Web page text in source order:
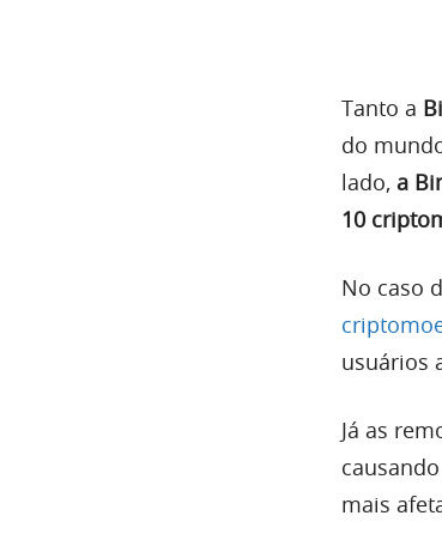
Tanto a
do
lado, a
10
No caso
usuários
Já as
mais